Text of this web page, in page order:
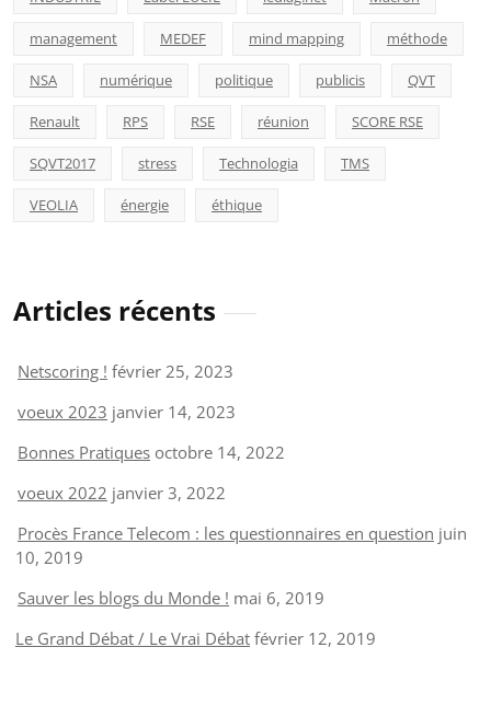
management MEDEF mind mapping méthode
NSA numérique politique publicis QVT
Renault RPS RSE réunion SCORE RSE
SQVT2017 stress Technologia TMS
VEOLIA énergie éthique
Articles récents
Netscoring ! février 25, 2023
voeux 2023 janvier 14, 2023
Bonnes Pratiques octobre 14, 2022
voeux 2022 janvier 3, 2022
Procès France Telecom : les questionnaires en question juin
10, 2019
Sauver les blogs du Monde ! mai 6, 2019
Le Grand Débat / Le Vrai Débat février 12, 2019